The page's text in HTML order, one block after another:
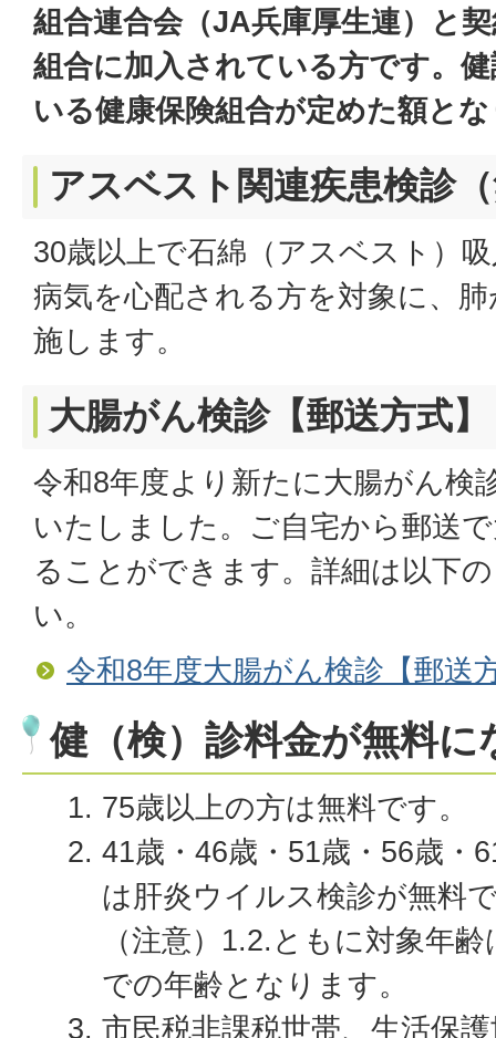
組合連合会（JA兵庫厚生連）と
組合に加入されている方です。
いる健康保険組合が定めた額と
アスベスト関連疾患検診
30歳以上で石綿（アスベスト）
病気を心配される方を対象に、
施します。
大腸がん検診【郵送方式】
令和8年度より新たに大腸がん検
いたしました。ご自宅から郵送
ることができます。詳細は以下
い。
令和8年度大腸がん検診【郵送
健（検）診料金が無料に
75歳以上の方は無料です。
41歳・46歳・51歳・56歳・
は肝炎ウイルス検診が無料
（注意）1.2.ともに対象年
での年齢となります。
市民税非課税世帯、生活保